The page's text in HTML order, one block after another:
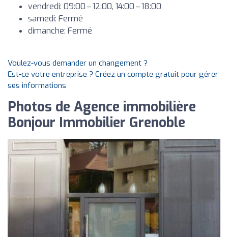
vendredi: 09:00 – 12:00, 14:00 – 18:00
samedi: Fermé
dimanche: Fermé
Voulez-vous demander un changement ?
Est-ce votre entreprise ? Créez un compte gratuit pour gérer
ses informations
Photos de Agence immobilière
Bonjour Immobilier Grenoble